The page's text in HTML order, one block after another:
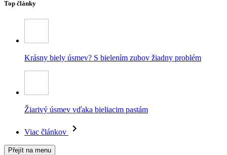
Top články
Krásny biely úsmev? S bielením zubov žiadny problém
Žiarivý úsmev vďaka bieliacim pastám
Viac článkov
Přejít na menu